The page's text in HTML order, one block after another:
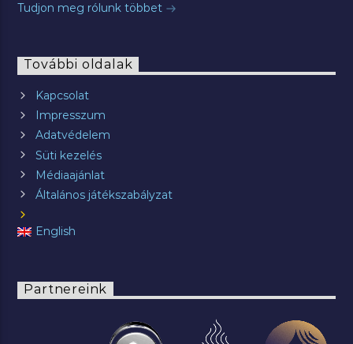
Tudjon meg rólunk többet
További oldalak
Kapcsolat
Impresszum
Adatvédelem
Süti kezelés
Médiaajánlat
Általános játékszabályzat
English
Partnereink